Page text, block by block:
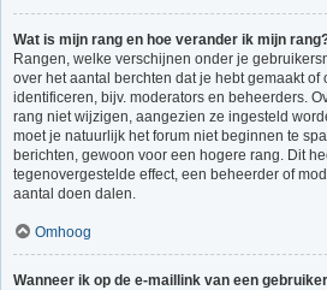
Wat is mijn rang en hoe verander ik mijn
Rangen, welke verschijnen onder je
over het aantal berchten dat je hebt gemaakt of
identificeren, bijv. moderators en beheerders.
rang niet wijzigen, aangezien ze ingesteld
moet je natuurlijk het forum niet beginnen te
berichten, gewoon voor een hogere rang. Dit
tegenovergestelde effect, een beheerder of
aantal doen dalen.
Omhoog
Wanneer ik op de e-maillink van een